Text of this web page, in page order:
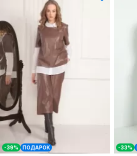
-39% ПОДАРОК -33%